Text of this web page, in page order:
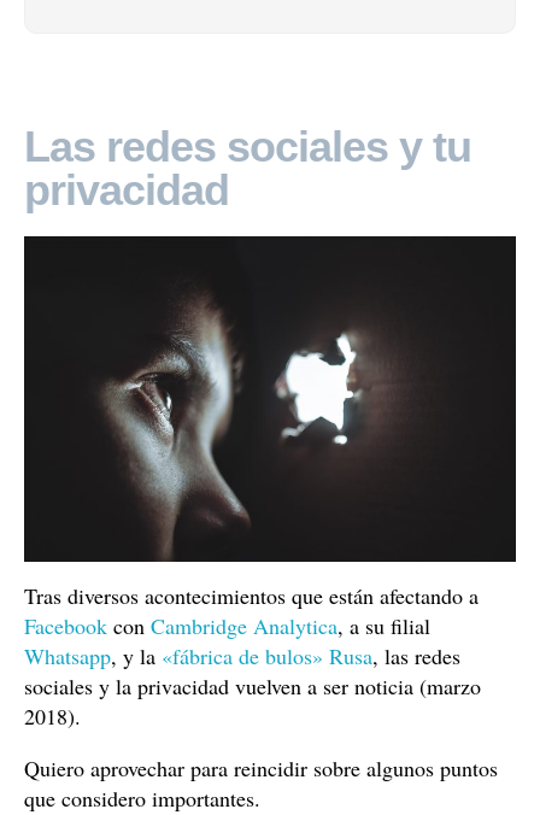
Las redes sociales y tu
privacidad
Tras diversos acontecimientos que están afectando a
Facebook con Cambridge Analytica, a su filial
Whatsapp, y la «fábrica de bulos» Rusa, las redes
sociales y la privacidad vuelven a ser noticia (marzo
2018).
Quiero aprovechar para reincidir sobre algunos puntos
que considero importantes.